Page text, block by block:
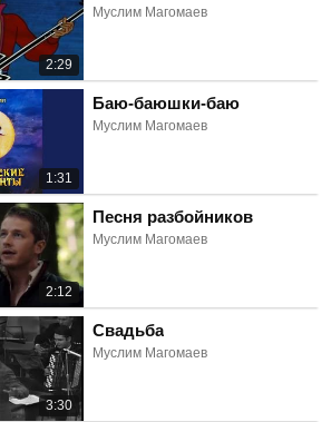
2:29
Муслим Магомаев
1:31
Баю-баюшки-баю
Муслим Магомаев
2:12
Песня разбойников
Муслим Магомаев
3:30
Свадьба
Муслим Магомаев